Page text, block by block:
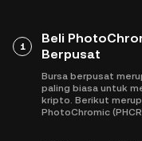
1
Beli
Berpusat
Bursa berpusat
paling biasa untuk
kripto. Berikut
PhotoChromic